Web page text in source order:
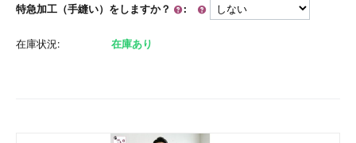
特急加工（手縫い）をしますか？ :
在庫状況: 在庫あり